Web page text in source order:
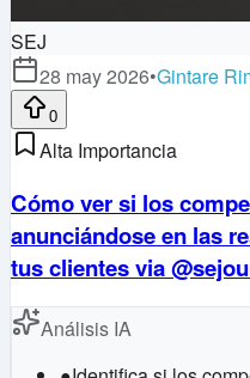
SEJ
28 may 2026•Gintare
0
Alta Importancia
Cómo ver si los
anunciándose en las
tus clientes via
Análisis IA